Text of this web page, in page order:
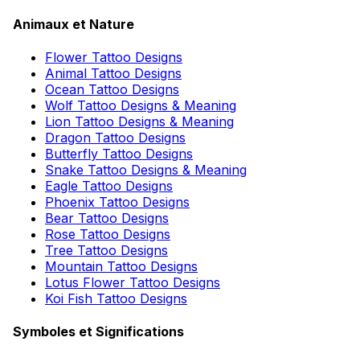
Animaux et Nature
Flower Tattoo Designs
Animal Tattoo Designs
Ocean Tattoo Designs
Wolf Tattoo Designs & Meaning
Lion Tattoo Designs & Meaning
Dragon Tattoo Designs
Butterfly Tattoo Designs
Snake Tattoo Designs & Meaning
Eagle Tattoo Designs
Phoenix Tattoo Designs
Bear Tattoo Designs
Rose Tattoo Designs
Tree Tattoo Designs
Mountain Tattoo Designs
Lotus Flower Tattoo Designs
Koi Fish Tattoo Designs
Symboles et Significations